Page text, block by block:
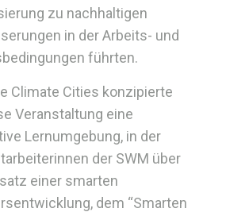
zu nachhaltigen
in der Arbeits- und
führten.
Climate Cities konzipierte
Veranstaltung eine
Lernumgebung, in der
der SWM über
einer smarten
dem “Smarten